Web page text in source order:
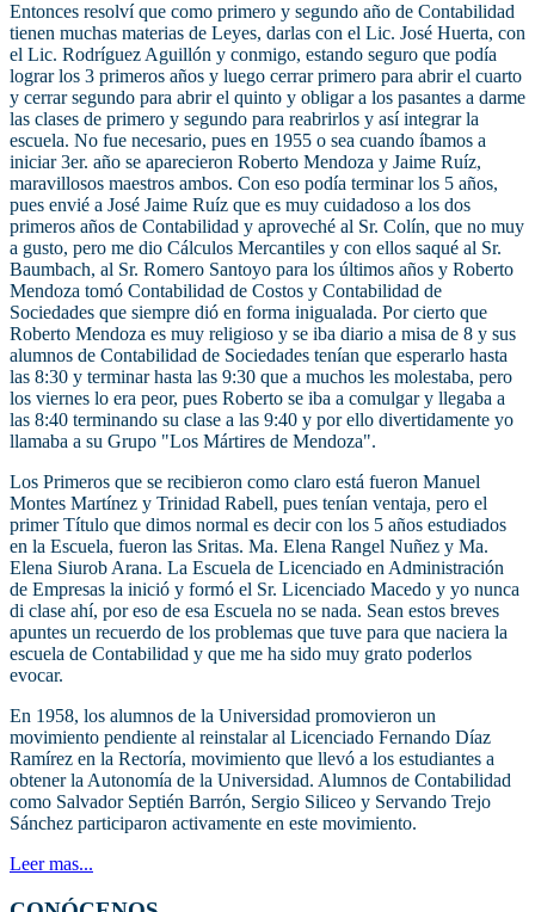
Entonces resolví que como primero y segundo año de Contabilidad
tienen muchas materias de Leyes, darlas con el Lic. José Huerta, con
el Lic. Rodríguez Aguillón y conmigo, estando seguro que podía
lograr los 3 primeros años y luego cerrar primero para abrir el cuarto
y cerrar segundo para abrir el quinto y obligar a los pasantes a darme
las clases de primero y segundo para reabrirlos y así integrar la
escuela. No fue necesario, pues en 1955 o sea cuando íbamos a
iniciar 3er. año se aparecieron Roberto Mendoza y Jaime Ruíz,
maravillosos maestros ambos. Con eso podía terminar los 5 años,
pues envié a José Jaime Ruíz que es muy cuidadoso a los dos
primeros años de Contabilidad y aproveché al Sr. Colín, que no muy
a gusto, pero me dio Cálculos Mercantiles y con ellos saqué al Sr.
Baumbach, al Sr. Romero Santoyo para los últimos años y Roberto
Mendoza tomó Contabilidad de Costos y Contabilidad de
Sociedades que siempre dió en forma inigualada. Por cierto que
Roberto Mendoza es muy religioso y se iba diario a misa de 8 y sus
alumnos de Contabilidad de Sociedades tenían que esperarlo hasta
las 8:30 y terminar hasta las 9:30 que a muchos les molestaba, pero
los viernes lo era peor, pues Roberto se iba a comulgar y llegaba a
las 8:40 terminando su clase a las 9:40 y por ello divertidamente yo
llamaba a su Grupo "Los Mártires de Mendoza".
Los Primeros que se recibieron como claro está fueron Manuel
Montes Martínez y Trinidad Rabell, pues tenían ventaja, pero el
primer Título que dimos normal es decir con los 5 años estudiados
en la Escuela, fueron las Sritas. Ma. Elena Rangel Nuñez y Ma.
Elena Siurob Arana. La Escuela de Licenciado en Administración
de Empresas la inició y formó el Sr. Licenciado Macedo y yo nunca
di clase ahí, por eso de esa Escuela no se nada. Sean estos breves
apuntes un recuerdo de los problemas que tuve para que naciera la
escuela de Contabilidad y que me ha sido muy grato poderlos
evocar.
En 1958, los alumnos de la Universidad promovieron un
movimiento pendiente al reinstalar al Licenciado Fernando Díaz
Ramírez en la Rectoría, movimiento que llevó a los estudiantes a
obtener la Autonomía de la Universidad. Alumnos de Contabilidad
como Salvador Septién Barrón, Sergio Siliceo y Servando Trejo
Sánchez participaron activamente en este movimiento.
Leer mas...